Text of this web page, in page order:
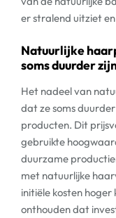
er stralend uitziet
Natuurlijke
soms duurder
Het nadeel van
dat ze soms
producten. Dit
gebruikte
duurzame
met natuurlijke
initiële kosten hoger
onthouden dat